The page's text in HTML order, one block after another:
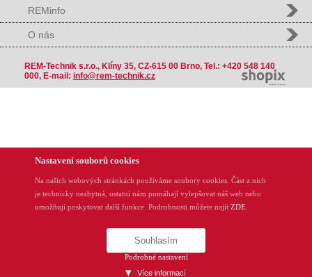
REMinfo
O nás
REM-Technik s.r.o., Klíny 35, CZ-615 00 Brno, Tel.: +420 548 140
000, E-mail: info@rem-technik.cz
Nastavení souborů cookies
Na našich webových stránkách používáme soubory cookies. Část z nich
je technicky nezbytná, ostatní nám pomáhají vylepšovat náš web nebo
umožňují poskytovat další funkce. Podrobnosti můžete najít ZDE
Souhlasím
Podrobné nastavení
Více informací